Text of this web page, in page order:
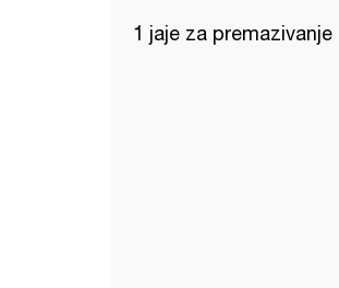
1 jaje za premazivanje